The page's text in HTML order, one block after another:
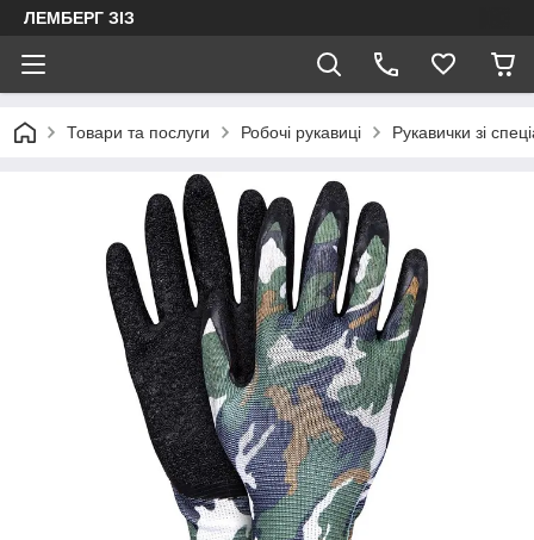
ЛЕМБЕРГ ЗІЗ
Товари та послуги Робочі рукавиці Рукавички зі